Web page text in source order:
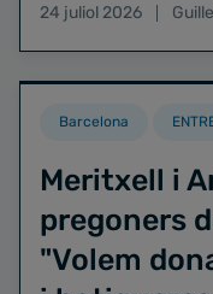
24 juliol 2026
Barcelona
Meritxell i
pregoners
"Volem